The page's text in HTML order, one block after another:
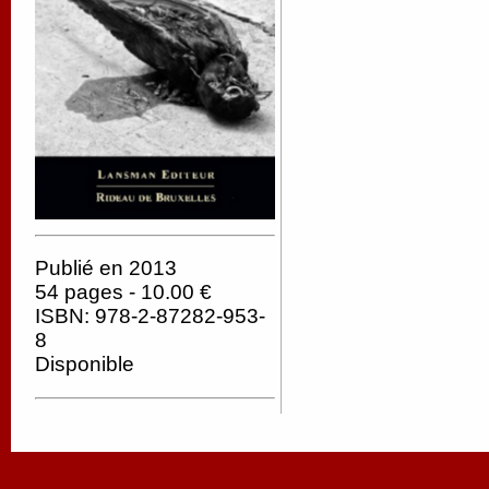
Publié en 2013
54 pages - 10.00 €
ISBN: 978-2-87282-953-
8
Disponible